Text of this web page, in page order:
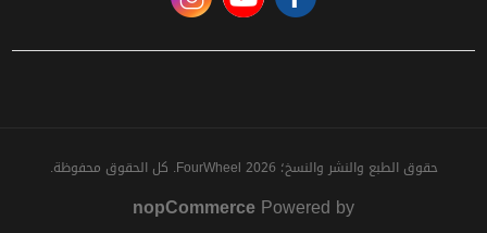
حقوق الطبع والنشر والنسخ؛ 2026 FourWheel. كل الحقوق محفوظة.
Powered by
nopCommerce